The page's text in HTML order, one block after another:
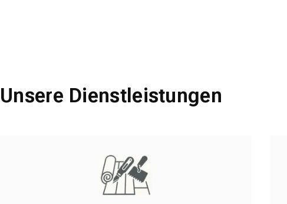
Unsere Dienstleistungen